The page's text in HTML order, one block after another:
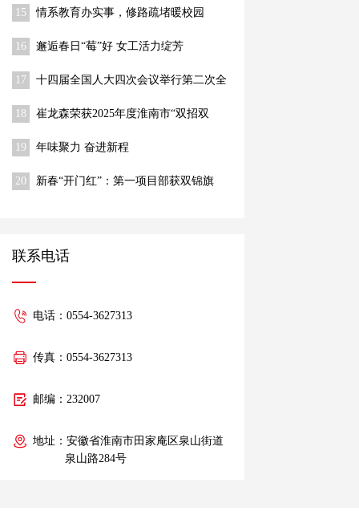
15
情系教育办实事，修路疏堵暖校园
16 邂逅春日“莓”好 女工活力绽芳
17
十四届全国人大四次会议举行第二次全
18
崔龙森荣获2025年度淮南市“双招双
19
年味聚力 奋进新程
20 新春“开门红”：第一项目部获双锦旗
联系电话
电话：0554-3627313
传真：0554-3627313
邮编：232007
地址：安徽省淮南市田家庵区泉山街道
泉山路284号